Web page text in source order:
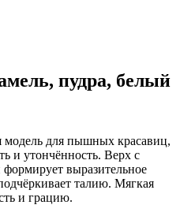
пудра, белый
для пышных красавиц,
и утончённость. Верх с
выразительное
талию. Мягкая
и грацию.